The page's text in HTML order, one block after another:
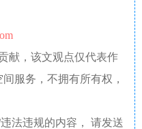
献，该文观点仅代表作
服务，不拥有所有权，
法违规的内容， 请发送